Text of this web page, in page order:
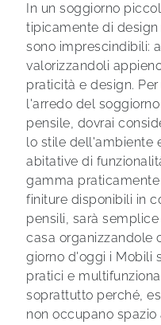
In un soggiorno
tipicamente di
sono imprescindibili:
valorizzandoli
praticità e design.
l'arredo del
pensile, dovrai
lo stile dell'ambiente
abitative di
gamma
finiture disponibili in
pensili, sarà
casa organizzandole
giorno d'oggi i Mobili
pratici e
soprattutto perché,
non occupano